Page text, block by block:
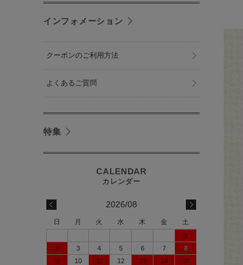
インフォメーション
クーポンのご利用方法
よくあるご質問
特集
2026/08
日 月 火 水 木 金
土
1
2
3 4 5 6 7
8
9
10 11 12 13 14
15